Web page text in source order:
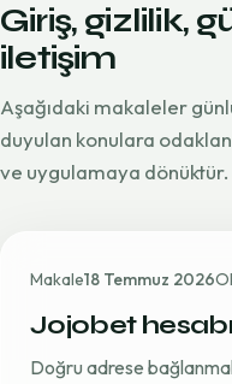
Giriş, gizlilik,
iletişim
Aşağıdaki makaleler
duyulan konulara
ve uygulamaya dönüktür.
Makale18 Temmuz 2026
Jojobet
Doğru adrese